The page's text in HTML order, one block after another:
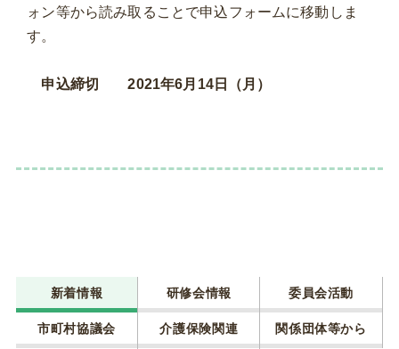
ォン等から読み取ることで申込フォームに移動しま
す。
申込締切 2021年6月14日（月）
新着情報 研修会情報 委員会活動
市町村協議会 介護保険関連 関係団体等から